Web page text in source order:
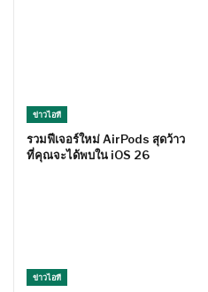
ข่าวไอที
รวมฟีเจอร์ใหม่ AirPods สุดว้าว
ที่คุณจะได้พบใน iOS 26
ข่าวไอที